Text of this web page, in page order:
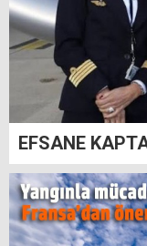
EFSANE